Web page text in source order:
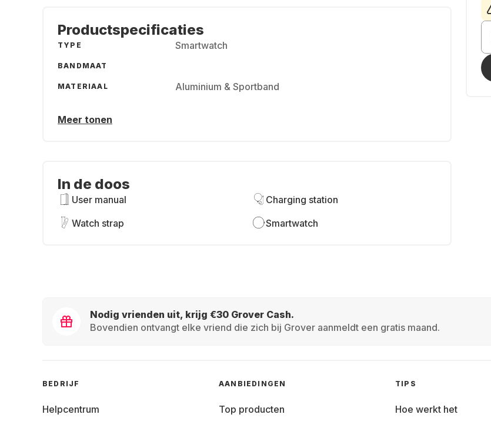
Productspecificaties
TYPE Smartwatch
BANDMAAT
MATERIAAL Aluminium & Sportband
Meer tonen
In de doos
User manual
Charging station
Watch strap
Smartwatch
Nodig vrienden uit, krijg €30 Grover Cash.
Bovendien ontvangt elke vriend die zich bij Grover aanmeldt een gratis maand.
BEDRIJF
Helpcentrum
AANBIEDINGEN
Top producten
TIPS
Hoe werkt het